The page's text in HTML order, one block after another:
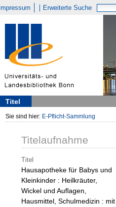
Impressum Erweiterte Suche
Titel
Sie sind hier: E-Pflicht-Sammlung
Titelaufnahme
Titel
Hausapotheke für Babys und
Kleinkinder : Heilkräuter,
Wickel und Auflagen,
Hausmittel, Schulmedizin : mit